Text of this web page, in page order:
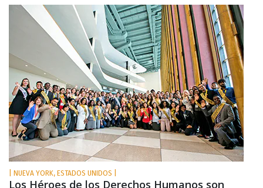
| NUEVA YORK, ESTADOS UNIDOS |
Los Héroes de los Derechos Humanos son